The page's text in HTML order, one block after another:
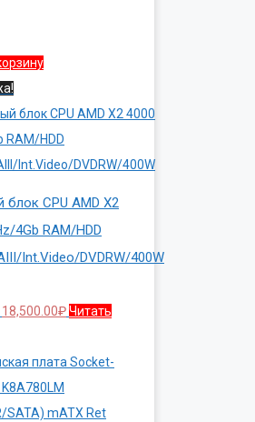
блок CPU AMD X2
4Gb RAM/HDD
Int.Video/DVDRW/400W
Первоначальная
составляла
22,000.00₽.
18,500.00₽Текущая
18,500.00₽.
Читать